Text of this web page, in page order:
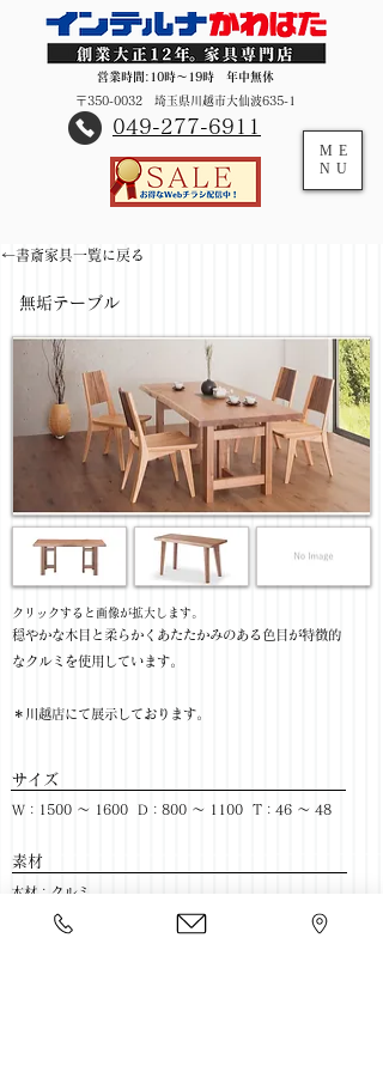
営業時間:10時～19時 年中無休
〒350-0032 埼玉県川越市大仙波635-1
​049-277-6911
ME
NU
←書斎家具一覧に戻る
無垢テーブル
穏やかな木目と柔らかくあたたかみのある色目が特徴的
なクルミを使用しています。
＊川越店にて展示しております。
​クリックすると画像が拡大します。
サイズ
W：1500 ～ 1600 D：800 ～ 1100 T：46 ～ 48
​素材
木材：クルミ
ハギ枚数：3枚